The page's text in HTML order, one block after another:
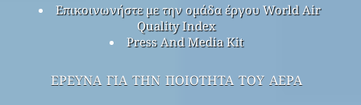
Επικοινωνήστε με την ομάδα έργου World Air
Quality Index
Press And Media Kit
έρευνα για την ποιότητα του αέρα